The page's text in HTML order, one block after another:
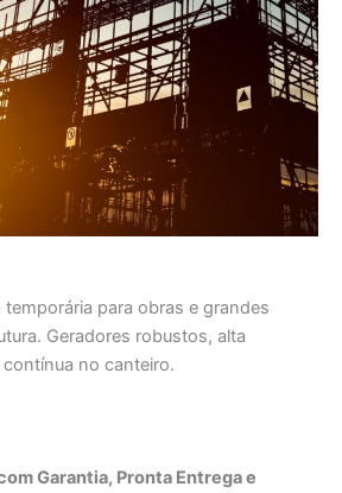
temporária para obras e grandes
Geradores robustos, alta
no canteiro.
Garantia, Pronta Entrega e